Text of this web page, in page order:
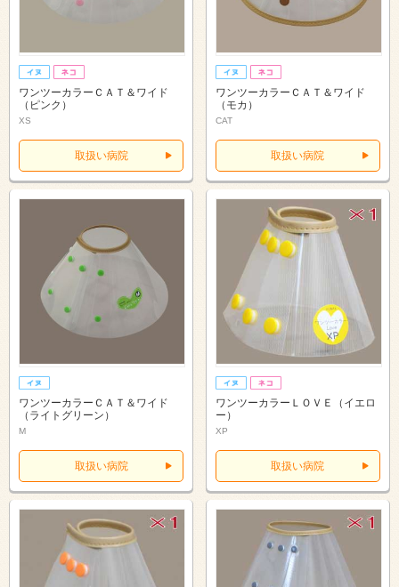
ワンツーカラーＣＡＴ＆ワイド
（ピンク）
XS
取扱い病院
ワンツーカラーＣＡＴ＆ワイド
（モカ）
CAT
取扱い病院
ワンツーカラーＣＡＴ＆ワイド
（ライトグリーン）
M
取扱い病院
ワンツーカラーＬＯＶＥ（イエロ
ー）
XP
取扱い病院